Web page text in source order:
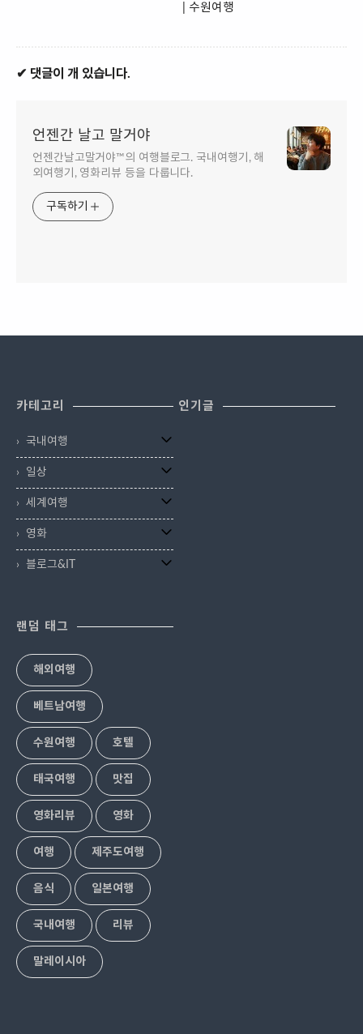
| 수원여행
✔ 댓글이 개 있습니다.
언젠간 날고 말거야
언젠간날고말거야™의 여행블로그. 국내여행기, 해
외여행기, 영화리뷰 등을 다룹니다.
구독하기
카테고리
국내여행
일상
세계여행
영화
블로그&IT
인기글
랜덤 태그
해외여행
베트남여행
수원여행 호텔
태국여행 맛집
영화리뷰 영화
여행 제주도여행
음식 일본여행
국내여행 리뷰
말레이시아